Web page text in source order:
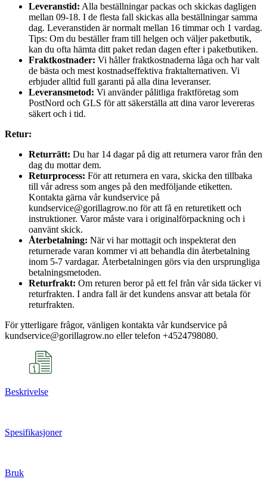
Leveranstid: Alla beställningar packas och skickas dagligen
mellan 09-18. I de flesta fall skickas alla beställningar samma
dag. Leveranstiden är normalt mellan 16 timmar och 1 vardag.
Tips: Om du beställer fram till helgen och väljer paketbutik,
kan du ofta hämta ditt paket redan dagen efter i paketbutiken.
Fraktkostnader: Vi håller fraktkostnaderna låga och har valt
de bästa och mest kostnadseffektiva fraktalternativen. Vi
erbjuder alltid full garanti på alla dina leveranser.
Leveransmetod: Vi använder pålitliga fraktföretag som
PostNord och GLS för att säkerställa att dina varor levereras
säkert och i tid.
Retur:
Returrätt: Du har 14 dagar på dig att returnera varor från den
dag du mottar dem.
Returprocess: För att returnera en vara, skicka den tillbaka
till vår adress som anges på den medföljande etiketten.
Kontakta gärna vår kundservice på
kundservice@gorillagrow.no för att få en returetikett och
instruktioner. Varor måste vara i originalförpackning och i
oanvänt skick.
Återbetalning: När vi har mottagit och inspekterat den
returnerade varan kommer vi att behandla din återbetalning
inom 5-7 vardagar. Återbetalningen görs via den ursprungliga
betalningsmetoden.
Returfrakt: Om returen beror på ett fel från vår sida täcker vi
returfrakten. I andra fall är det kundens ansvar att betala för
returfrakten.
För ytterligare frågor, vänligen kontakta vår kundservice på
kundservice@gorillagrow.no eller telefon +4524798080.
Beskrivelse
Spesifikasjoner
Bruk